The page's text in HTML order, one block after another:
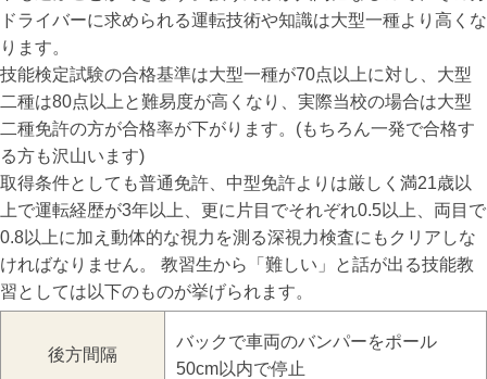
ドライバーに求められる運転技術や知識は大型一種より高くな
ります。
技能検定試験の合格基準は大型一種が70点以上に対し、大型
二種は80点以上と難易度が高くなり、実際当校の場合は大型
二種免許の方が合格率が下がります。(もちろん一発で合格す
る方も沢山います)
取得条件としても普通免許、中型免許よりは厳しく満21歳以
上で運転経歴が3年以上、更に片目でそれぞれ0.5以上、両目で
0.8以上に加え動体的な視力を測る深視力検査にもクリアしな
ければなりません。 教習生から「難しい」と話が出る技能教
習としては以下のものが挙げられます。
後方間隔
バックで車両のバンパーをポール
50cm以内で停止